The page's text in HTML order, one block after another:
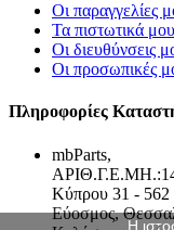
Οι παραγγελίες
Τα πιστωτικά
Οι διευθύνσεις
Οι προσωπικές
Πληροφορίες
mbParts,
Κύπρου 31 - 562
Εύοσμος,
Η